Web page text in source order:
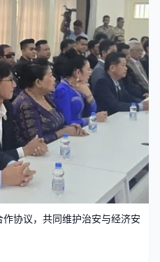
协议，共同维护治安与经济安